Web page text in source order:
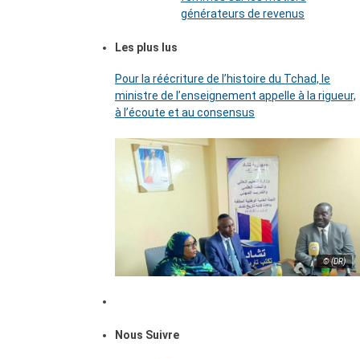
générateurs de revenus
Les plus lus
Pour la réécriture de l’histoire du Tchad, le
ministre de l’enseignement appelle à la rigueur,
à l’écoute et au consensus
© (DR)
Nous Suivre